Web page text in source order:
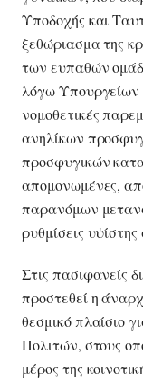
Υποδοχής και
ξεθώριασμα της
των ευπαθών
λόγω Υπουργείων
νομοθετικές
ανηλίκων
προσφυγικών
απομονωμένες,
παρανόμων
ρυθμίσεις
Στις πασιφανείς
προστεθεί η
θεσμικό πλαίσιο
Πολιτών, στους
μέρος της